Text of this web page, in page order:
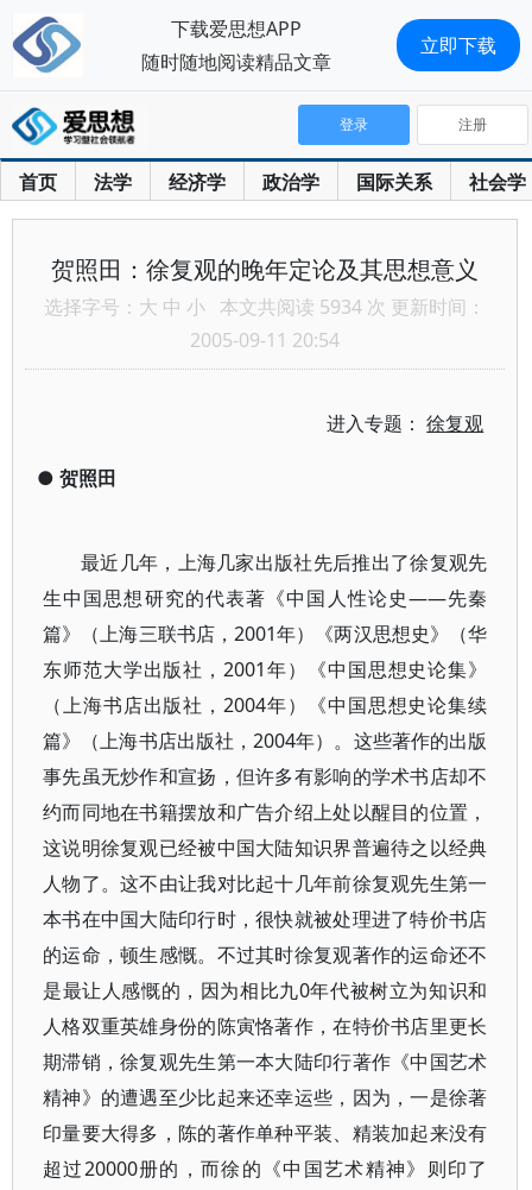
首页 法学 经济学 政治学 国际关系 社会学
登录 注册
贺照田：徐复观的晚年定论及其思想意义
选择字号： 大 中 小 本文共阅读 5934 次 更新时间：
2005-09-11 20:54
进入专题：徐复观
● 贺照田
最近几年，上海几家出版社先后推出了徐复观先
生中国思想研究的代表著《中国人性论史——先秦
篇》（上海三联书店，2001年）《两汉思想史》（华
东师范大学出版社，2001年）《中国思想史论集》
（上海书店出版社，2004年）《中国思想史论集续
篇》（上海书店出版社，2004年）。这些著作的出版
事先虽无炒作和宣扬，但许多有影响的学术书店却不
约而同地在书籍摆放和广告介绍上处以醒目的位置，
这说明徐复观已经被中国大陆知识界普遍待之以经典
人物了。这不由让我对比起十几年前徐复观先生第一
本书在中国大陆印行时，很快就被处理进了特价书店
的运命，顿生感慨。不过其时徐复观著作的运命还不
是最让人感慨的，因为相比九0年代被树立为知识和
人格双重英雄身份的陈寅恪著作，在特价书店里更长
期滞销，徐复观先生第一本大陆印行著作《中国艺术
精神》的遭遇至少比起来还幸运些，因为，一是徐著
印量要大得多，陈的著作单种平装、精装加起来没有
超过20000册的，而徐的《中国艺术精神》则印了
下载爱思想APP
随时随地阅读精品文章
立即下载